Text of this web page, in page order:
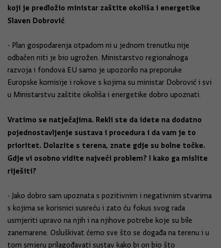
koji je predložio ministar zaštite okoliša i energetike
Slaven Dobrović.
- Plan gospodarenja otpadom ni u jednom trenutku nije
odbačen niti je bio ugrožen. Ministarstvo regionalnoga
razvoja i fondova EU samo je upozorilo na preporuke
Europske komisije i rokove s kojima su ministar Dobrović i svi
u Ministarstvu zaštite okoliša i energetike dobro upoznati.
Vratimo se natječajima. Rekli ste da idete na dodatno
pojednostavljenje sustava i procedura i da vam je to
prioritet. Dolazite s terena, znate gdje su bolne točke.
Gdje vi osobno vidite najveći problem? I kako ga mislite
riješiti?
- Jako dobro sam upoznata s pozitivnim i negativnim stvarima
s kojima se korisnici susreću i zato ću fokus svog rada
usmjeriti upravo na njih i na njihove potrebe koje su bile
zanemarene. Osluškivat ćemo sve što se događa na terenu i u
tom smjeru prilagođavati sustav kako bi on bio što